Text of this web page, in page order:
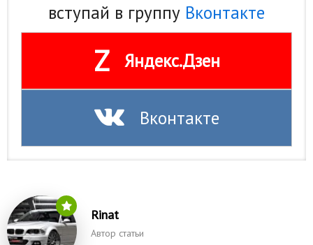
Юриспруденция
Образование
Наука и технологии
вступай в группу Вконтакте
Z Яндекс.Дзен
Вконтакте
Rinat
Автор статьи